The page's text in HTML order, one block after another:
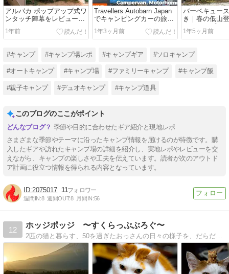
アルパカ ポップアップ式ワ
ンタッチ陣幕をレビュー｜
おすすめポイントと気にな
った点
1年前
Travellers Autobarn Japan
でキャンピングカーの旅！
おすすめポイントと気にな
った点
1年3ヶ月前
バーベキュー
き｜春の低山
オキャンプ
1年5ヶ月前
#キャンプ #キャンプ場レポ #キャンプギア #ソロキャンプ
#オートキャンプ #キャンプ場 #ファミリーキャンプ #キャンプ飯
#親子キャンプ #デュオキャンプ #キャンプ道具
このブログのここがポイント
季節や目的に合わせたギア紹介と現地レポ
さまざまな季節やテーマに沿ったキャンプ情報を届けるのが特徴です。購
入したギアや訪れたキャンプ場の詳細を紹介し、実地レポやレビューを交
えながら、キャンプの楽しさや工夫を伝えています。読者が次のアウトド
ア計画に役立つ情報を得られる内容となっています。
2075017 11
週間IN:8 週間OUT:8 月間IN:56
12
ホッジポッジ 〜すくらっぷぶろぐ〜
2匹の猫と暮らす、50を過ぎたおっさんの日々の様子を、だらだらと書いていきます。